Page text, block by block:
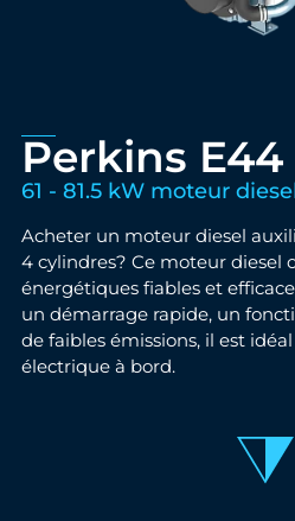
Perkins E44
61 - 81.5 kW moteur
Acheter un moteur diesel
4 cylindres? Ce moteur diesel
énergétiques fiables et
un démarrage rapide, un
de faibles émissions, il est
électrique à bord.